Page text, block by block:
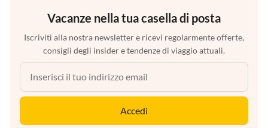
Vacanze nella tua casella di posta
Iscriviti alla nostra newsletter e ricevi regolarmente offerte,
consigli degli insider e tendenze di viaggio attuali.
Accedi